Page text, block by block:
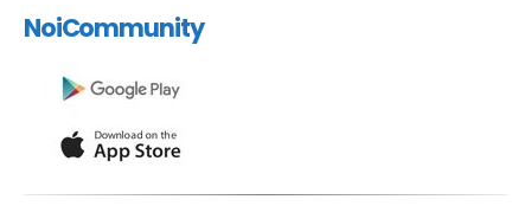
NoiCommunity